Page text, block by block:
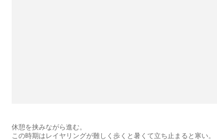
休憩を挟みながら進む。
この時期はレイヤリングが難しく歩くと暑くて立ち止まると寒い。